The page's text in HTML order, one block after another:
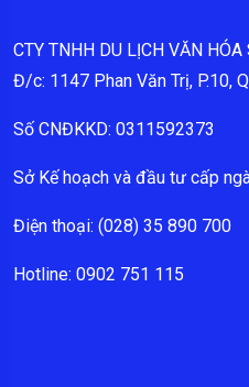
CTY TNHH DU LỊCH VĂN HÓA
Đ/c: 1147 Phan Văn Trị, P.10,
Số CNĐKKD: 0311592373
Sở Kế hoạch và đầu tư cấp
Điện thoại: (028) 35 890 700
Hotline: 0902 751 115